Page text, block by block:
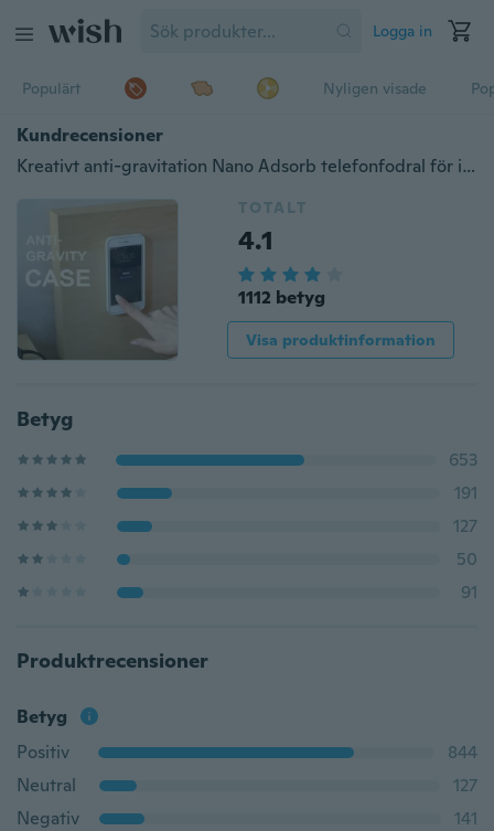
Logga in
Populärt Nyligen visade
Kundrecensioner
Kreativt anti-gravitation Nano Adsorb telefonfodral för iPhone Samsung Galaxy Nyhet Samsung Galaxy S8 / S8 Plus
TOTALT
4.1
1112 betyg
Visa produktinformation
Betyg
653
191
127
50
91
Produktrecensioner
Betyg
Positiv
844
Neutral
127
Negativ
141